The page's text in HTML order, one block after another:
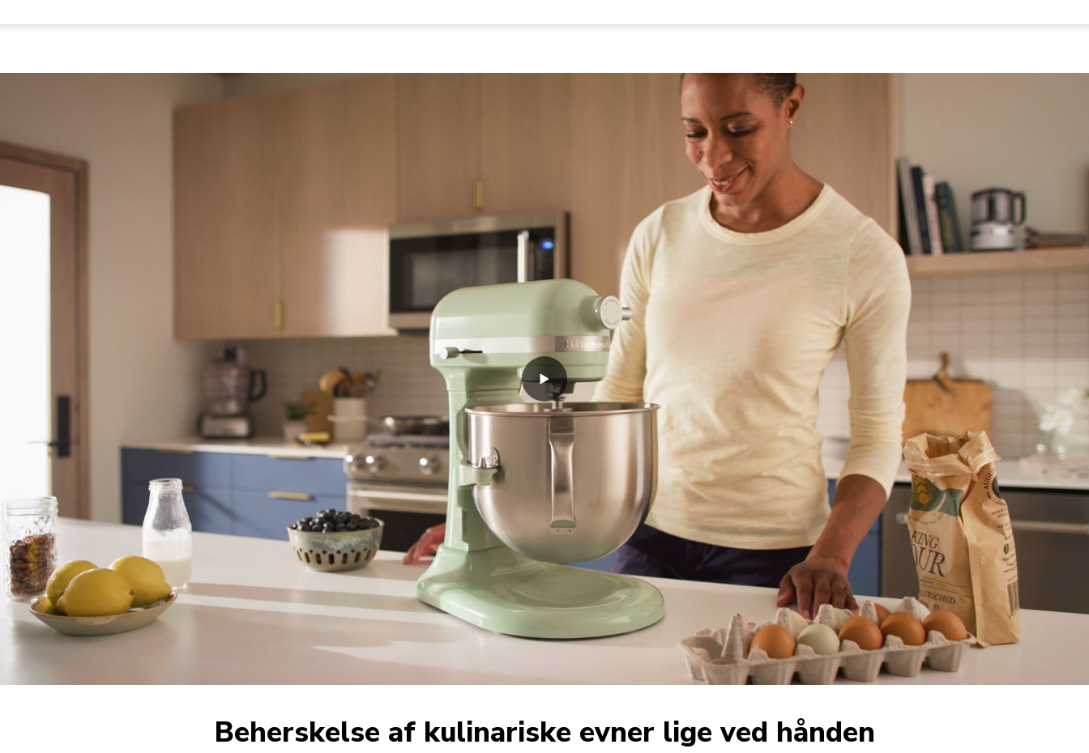
Beherskelse af kulinariske evner lige ved hånden